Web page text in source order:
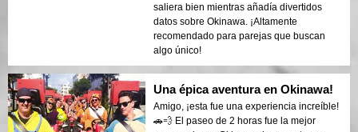
saliera bien mientras añadía divertidos
datos sobre Okinawa. ¡Altamente
recomendado para parejas que buscan
algo único!
Una épica aventura en Okinawa!
Amigo, ¡esta fue una experiencia increíble!
🚗💨 El paseo de 2 horas fue la mejor